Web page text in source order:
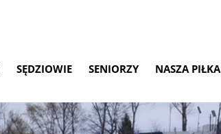
SĘDZIOWIE SENIORZY NASZA PIŁKA